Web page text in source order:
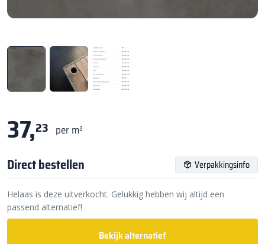
37,23 per m²
Direct bestellen Verpakkingsinfo
Helaas is deze uitverkocht. Gelukkig hebben wij altijd een
passend alternatief!
Bekijk alternatief